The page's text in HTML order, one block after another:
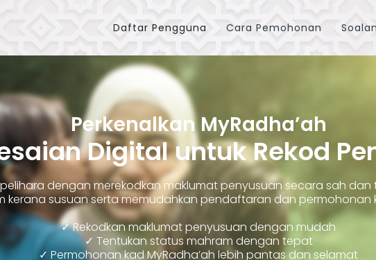
Daftar Pengguna Cara Pemohonan
Perkenalkan MyRadha’ah
Digital untuk Rekod
dengan merekodkan maklumat penyusuan secara sah dan
susuan serta memudahkan pendaftaran dan permohonan
✓ Rekodkan maklumat penyusuan dengan mudah
✓ Tentukan status mahram dengan tepat
✓ Permohonan kad MyRadha’ah lebih pantas dan selamat